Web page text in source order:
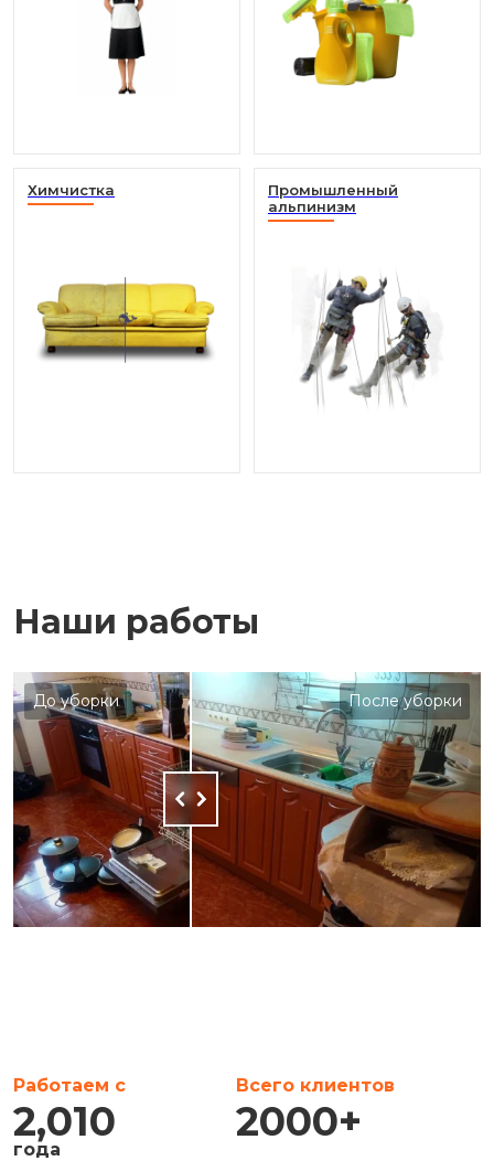
Химчистка
Промышленный
альпинизм
Наши работы
До уборки После уборки
Работаем с
2,010
года
Всего клиентов
2000+